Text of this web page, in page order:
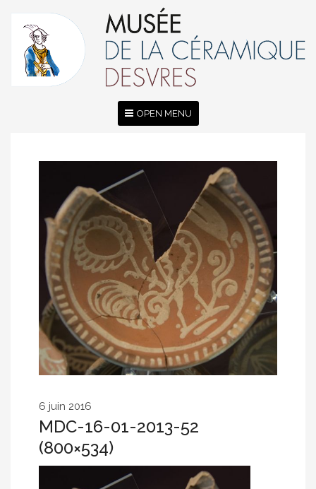
OPEN MENU
6 juin 2016
MDC-16-01-2013-52
(800×534)